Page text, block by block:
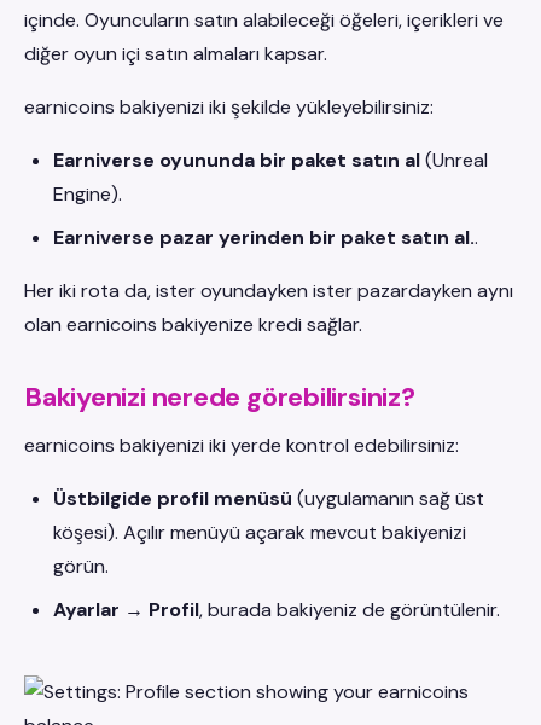
içinde. Oyuncuların satın alabileceği öğeleri, içerikleri ve
diğer oyun içi satın almaları kapsar.
earnicoins bakiyenizi iki şekilde yükleyebilirsiniz:
Earniverse oyununda bir paket satın al(Unreal
Engine).
Earniverse pazar yerinden bir paket satın al..
Her iki rota da, ister oyundayken ister pazardayken aynı
olan earnicoins bakiyenize kredi sağlar.
Bakiyenizi nerede görebilirsiniz?
earnicoins bakiyenizi iki yerde kontrol edebilirsiniz:
Üstbilgide profil menüsü (uygulamanın sağ üst
köşesi). Açılır menüyü açarak mevcut bakiyenizi
görün.
Ayarlar → Profil, burada bakiyeniz de görüntülenir.